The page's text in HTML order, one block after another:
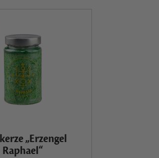
„Erzengel
Raphael“